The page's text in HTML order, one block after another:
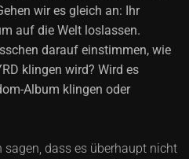
wir es gleich an: Ihr
auf die Welt loslassen.
darauf einstimmen, wie
klingen wird? Wird es
Album klingen oder
sagen, dass es überhaupt nicht